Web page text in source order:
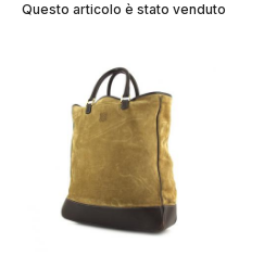
Questo articolo è stato venduto